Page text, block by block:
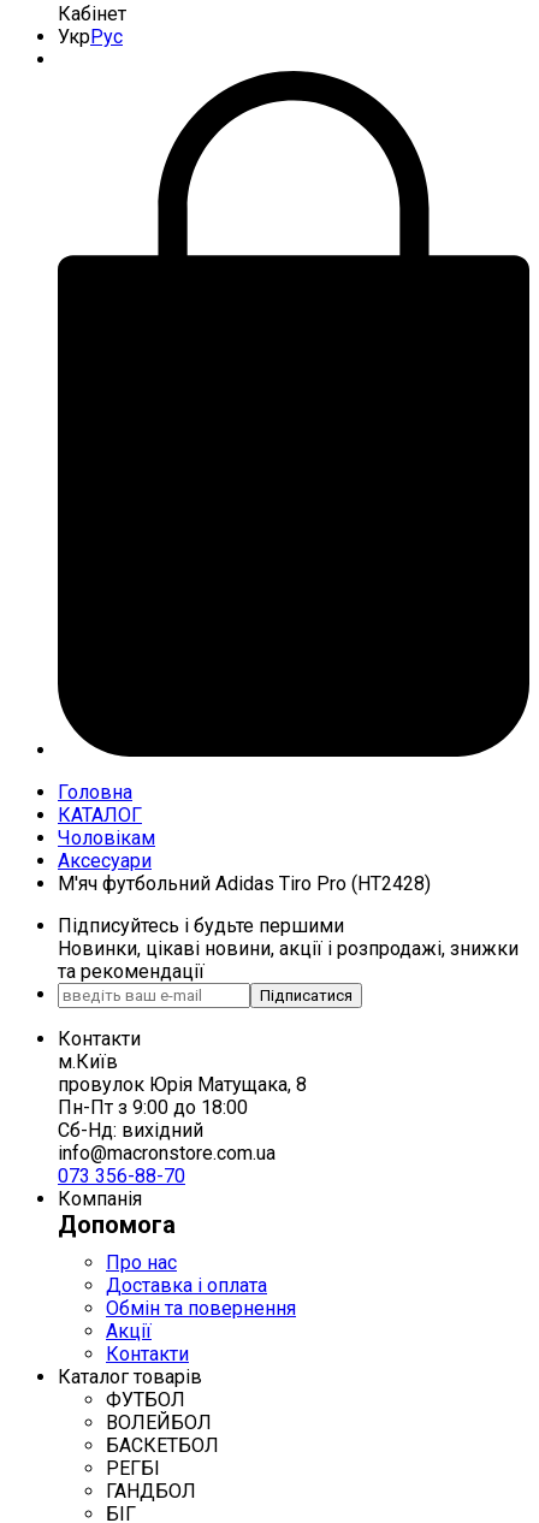
Кабінет
УкрРус
Головна
КАТАЛОГ
Чоловікам
Аксесуари
М'яч футбольний Adidas Tiro Pro (HT2428)
Підписуйтесь і будьте першими
Новинки, цікаві новини, акції і розпродажі, знижки
та рекомендації
Підписатися
Контакти
м.Київ
провулок Юрія Матущака, 8
Пн-Пт з 9:00 до 18:00
Сб-Нд: вихідний
info@macronstore.com.ua
073 356-88-70
Компанія
Допомога
Про нас
Доставка і оплата
Обмін та повернення
Акції
Контакти
Каталог товарів
ФУТБОЛ
ВОЛЕЙБОЛ
БАСКЕТБОЛ
РЕГБІ
ГАНДБОЛ
БІГ